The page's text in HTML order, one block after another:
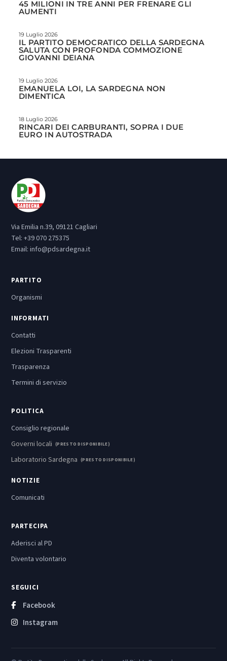
45 MILIONI IN TRE ANNI PER FRENARE GLI
AUMENTI
19 Luglio 2026
IL PARTITO DEMOCRATICO DELLA SARDEGNA
SALUTA CON PROFONDA COMMOZIONE
GIOVANNI DEIANA
19 Luglio 2026
EMANUELA LOI, LA SARDEGNA NON
DIMENTICA
18 Luglio 2026
RINCARI DEI CARBURANTI, SOPRA I DUE
EURO IN AUTOSTRADA
Via Emilia n.39, 09121 Cagliari
Tel: +39 070 275375
Email: info@pdsardegna.it
PARTITO
Organismi
INFORMATI
Contatti
Elezioni Trasparenti
Trasparenza
Termini di servizio
POLITICA
Consiglio regionale
Governi locali (PRESTO DISPONIBILE)
Laboratorio Sardegna (PRESTO DISPONIBILE)
NOTIZIE
Comunicati
PARTECIPA
Aderisci al PD
Diventa volontario
SEGUICI
Facebook
Instagram